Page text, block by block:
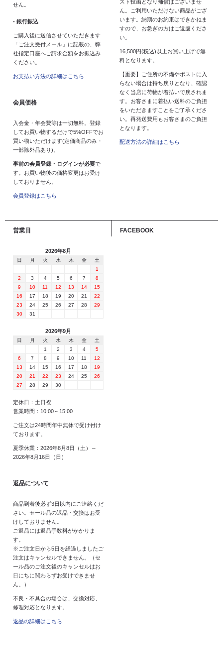
せん。
- 銀行振込
ご購入後に送信させていただきます
「ご注文受付メール」に記載の、弊
社指定口座へご請求金額をお振込み
ください。
お支払い方法の詳細はこちら
会員価格
入会金・年会費等は一切無料。登録
してお買い物するだけで5%OFFでお
買い物いただけます(定価商品のみ・
一部除外品あり)。
事前の会員登録・ログインが必要で
す。お買い物後の価格変更はお受け
しておりません。
会員登録はこちら
スト投函となり補償はございませ
ん。ご利用いただけない商品がござ
います。納期のお約束はできかねま
すので、お急ぎの方はご遠慮くださ
い。
16,500円(税込)以上お買い上げで無
料となります。
【重要】ご住所の不備やポストに入
らない場合は持ち戻りとなり、確認
なく当店に荷物が着払いで戻されま
す。お客さまに着払い送料のご負担
をいただきますことをご了承くださ
い。再発送費用もお客さまのご負担
となります。
配送方法の詳細はこちら
営業日
2026年8月
日 月 火 水 木 金
土
1
2
3 4 5 6 7
8
9
10 11 12 13 14
15
16
17 18 19 20 21
22
23
24 25 26 27 28
29
30
31
2026年9月
日 月 火 水 木 金
土
1
2 3 4
5
6
7 8 9 10 11
12
13
14 15 16 17 18
19
20
21 22 23 24 25
26
27
28 29 30
定休日：土日祝
営業時間：10:00～15:00
ご注文は24時間年中無休で受け付け
ております。
夏季休業：2026年8月8日（土）～
2026年8月16日（日）
返品について
商品到着後必ず3日以内にご連絡くだ
さい。セール品の返品・交換はお受
けしておりません。
ご返品には返品手数料がかかりま
す。
※ご注文日から5日を経過しましたご
注文はキャンセルできません。（セ
ール品のご注文後のキャンセルはお
日にちに関わらずお受けできませ
ん。）
不良・不具合の場合は、交換対応、
修理対応となります。
返品の詳細はこちら
FACEBOOK